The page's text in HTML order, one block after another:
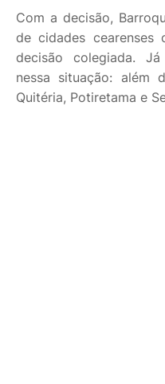
Com a decisão,
de cidades cearenses
decisão colegiada.
nessa situação: além
Quitéria, Potiretama e